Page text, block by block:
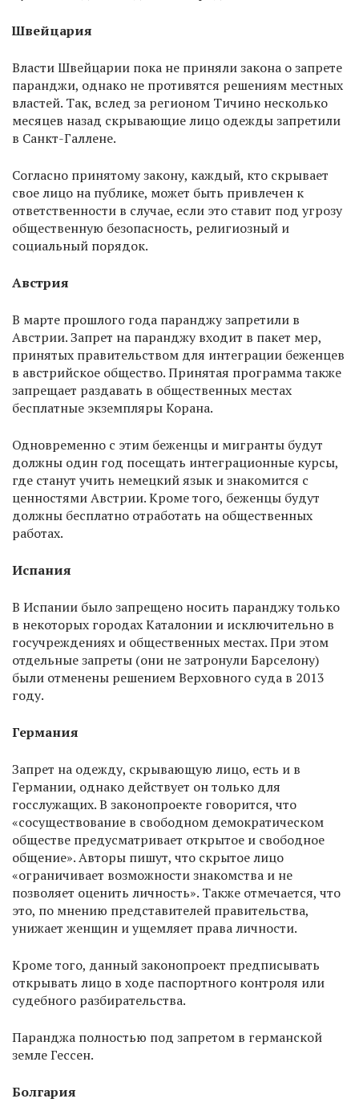
Швейцария
Власти Швейцарии пока не приняли закона о запрете
паранджи, однако не противятся решениям местных
властей. Так, вслед за регионом Тичино несколько
месяцев назад скрывающие лицо одежды запретили
в Санкт-Галлене.
Согласно принятому закону, каждый, кто скрывает
свое лицо на публике, может быть привлечен к
ответственности в случае, если это ставит под угрозу
общественную безопасность, религиозный и
социальный порядок.
Австрия
В марте прошлого года паранджу запретили в
Австрии. Запрет на паранджу входит в пакет мер,
принятых правительством для интеграции беженцев
в австрийское общество. Принятая программа также
запрещает раздавать в общественных местах
бесплатные экземпляры Корана.
Одновременно с этим беженцы и мигранты будут
должны один год посещать интеграционные курсы,
где станут учить немецкий язык и знакомится с
ценностями Австрии. Кроме того, беженцы будут
должны бесплатно отработать на общественных
работах.
Испания
В Испании было запрещено носить паранджу только
в некоторых городах Каталонии и исключительно в
госучреждениях и общественных местах. При этом
отдельные запреты (они не затронули Барселону)
были отменены решением Верховного cуда в 2013
году.
Германия
Запрет на одежду, скрывающую лицо, есть и в
Германии, однако действует он только для
госслужащих. В законопроекте говорится, что
«сосуществование в свободном демократическом
обществе предусматривает открытое и свободное
общение». Авторы пишут, что скрытое лицо
«ограничивает возможности знакомства и не
позволяет оценить личность». Также отмечается, что
это, по мнению представителей правительства,
унижает женщин и ущемляет права личности.
Кроме того, данный законопроект предписывать
открывать лицо в ходе паспортного контроля или
судебного разбирательства.
Паранджа полностью под запретом в германской
земле Гессен.
Болгария